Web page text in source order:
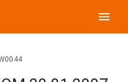
menu